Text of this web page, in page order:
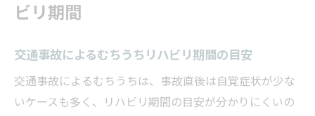
ビリ期間
交通事故によるむちうちリハビリ期間の目安
交通事故によるむちうちは、事故直後は自覚症状が少な
いケースも多く、リハビリ期間の目安が分かりにくいの